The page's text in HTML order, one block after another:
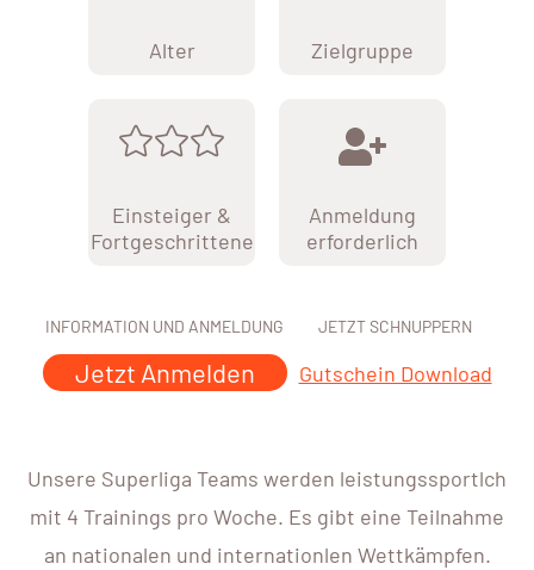
Alter Zielgruppe
Einsteiger &
Fortgeschrittene
Anmeldung
erforderlich
INFORMATION UND ANMELDUNG
Jetzt Anmelden
JETZT SCHNUPPERN
Gutschein Download
Unsere Superliga Teams werden leistungssportlch
mit 4 Trainings pro Woche. Es gibt eine Teilnahme
an nationalen und internationlen Wettkämpfen.